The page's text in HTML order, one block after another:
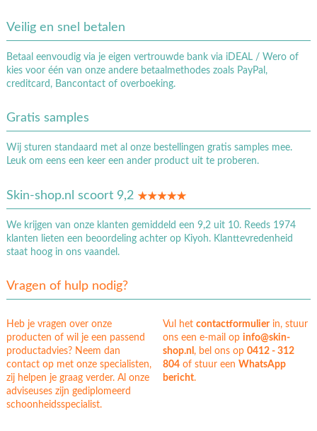
Veilig en snel betalen
Betaal eenvoudig via je eigen vertrouwde bank via iDEAL / Wero of
kies voor één van onze andere betaalmethodes zoals PayPal,
creditcard, Bancontact of overboeking.
Gratis samples
Wij sturen standaard met al onze bestellingen gratis samples mee.
Leuk om eens een keer een ander product uit te proberen.
Skin-shop.nl scoort 9,2
We krijgen van onze klanten gemiddeld een 9,2 uit 10. Reeds 1974
klanten lieten een beoordeling achter op Kiyoh. Klanttevredenheid
staat hoog in ons vaandel.
Vragen of hulp nodig?
Heb je vragen over onze
producten of wil je een passend
productadvies? Neem dan
contact op met onze specialisten,
zij helpen je graag verder. Al onze
adviseuses zijn gediplomeerd
schoonheidsspecialist.
Vul hetcontactformulierin, stuur
ons een e-mail opinfo@skin-
shop.nl , bel ons op0412 - 312
804 of stuur eenWhatsApp
bericht.